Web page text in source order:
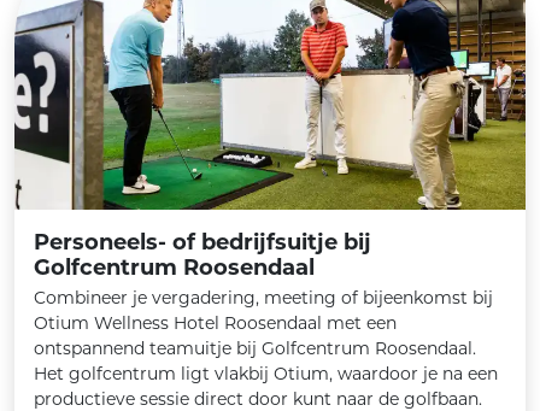
Personeels- of bedrijfsuitje bij
Golfcentrum Roosendaal
Combineer je vergadering, meeting of bijeenkomst bij
Otium Wellness Hotel Roosendaal met een
ontspannend teamuitje bij Golfcentrum Roosendaal.
Het golfcentrum ligt vlakbij Otium, waardoor je na een
productieve sessie direct door kunt naar de golfbaan.